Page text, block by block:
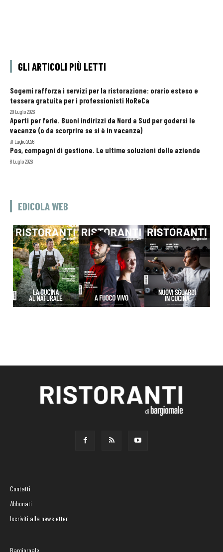
GLI ARTICOLI PIÙ LETTI
Sogemi rafforza i servizi per la ristorazione: orario esteso e
tessera gratuita per i professionisti HoReCa
29 Luglio 2026
Aperti per ferie. Buoni indirizzi da Nord a Sud per godersi le
vacanze (o da scorprire se si è in vacanza)
31 Luglio 2026
Pos, compagni di gestione. Le ultime soluzioni delle aziende
8 Luglio 2026
EDICOLA WEB
Contatti
Abbonati
Iscriviti alla newsletter